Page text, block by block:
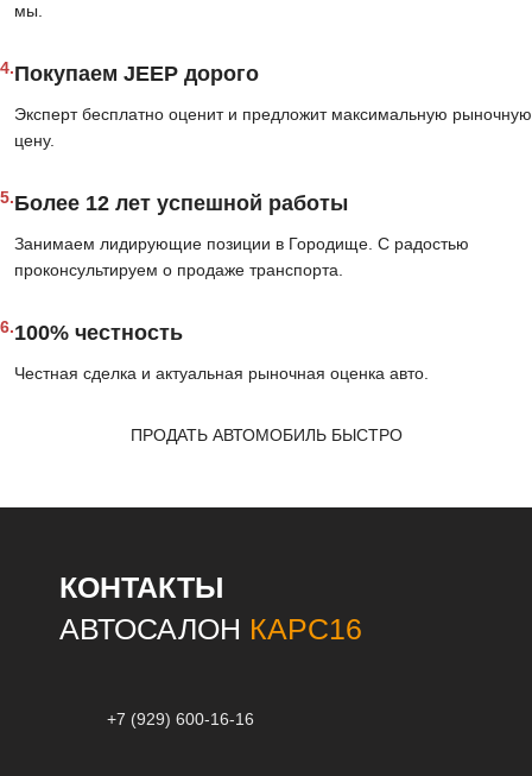
мы.
4.Покупаем JEEP дорого
Эксперт бесплатно оценит и предложит максимальную рыночную
цену.
5.Более 12 лет успешной работы
Занимаем лидирующие позиции в Городище. С радостью
проконсультируем о продаже транспорта.
6.100% честность
Честная сделка и актуальная рыночная оценка авто.
ПРОДАТЬ АВТОМОБИЛЬ БЫСТРО
КОНТАКТЫ
АВТОСАЛОН КАРС16
+7 (929) 600-16-16